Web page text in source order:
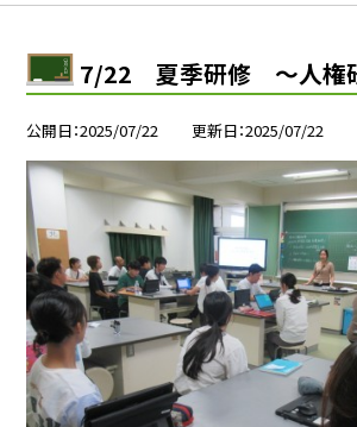
7/22 夏季研修 ～人権
公開日 2025/07/22 更新日 2025/07/22